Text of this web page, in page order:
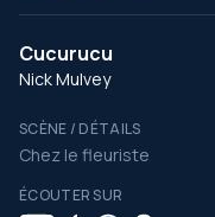
Cucurucu
Nick Mulvey
SCÈNE / DÉTAILS
Chez le fleuriste
ÉCOUTER SUR